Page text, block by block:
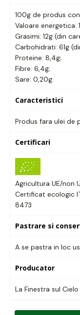
100g de produs
Valoare energetica:
Grasimi: 12g (din
Carbohidrati: 61g
Proteine: 8,4g;
Fibre: 6,4g;
Sare: 0,20g.
Caracteristici
Produs fara ulei de
Certificari
Agricultura UE/non
Certificat ecologic
8473
Pastrare si
A se pastra in loc
Producator
La Finestra sul Cielo